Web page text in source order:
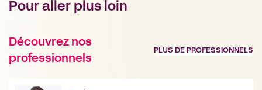
Pour aller plus loin
Découvrez nos
professionnels
PLUS DE PROFESSIONNELS